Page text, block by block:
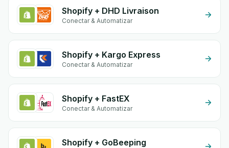
Shopify + DHD Livraison
Conectar & Automatizar
Shopify + Kargo Express
Conectar & Automatizar
Shopify + FastEX
Conectar & Automatizar
Shopify + GoBeeping